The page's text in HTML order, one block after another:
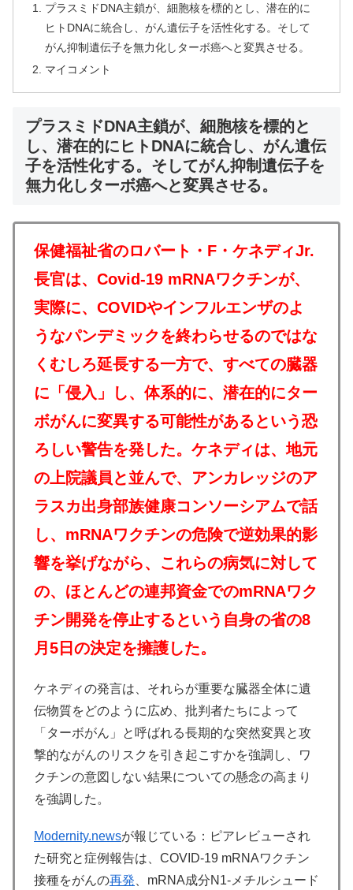
プラスミドDNA主鎖が、細胞核を標的とし、潜在的に
ヒトDNAに統合し、がん遺伝子を活性化する。そして
がん抑制遺伝子を無力化しターボ癌へと変異させる。
マイコメント
プラスミドDNA主鎖が、細胞核を標的と
し、潜在的にヒトDNAに統合し、がん遺伝
子を活性化する。そしてがん抑制遺伝子を
無力化しターボ癌へと変異させる。
保健福祉省のロバート・F・ケネディJr.
長官は、Covid-19 mRNAワクチンが、
実際に、COVIDやインフルエンザのよ
うなパンデミックを終わらせるのではな
くむしろ延長する一方で、すべての臓器
に「侵入」し、体系的に、潜在的にター
ボがんに変異する可能性があるという恐
ろしい警告を発した。 ケネディは、地元
の上院議員と並んで、アンカレッジのア
ラスカ出身部族健康コンソーシアムで話
し、mRNAワクチンの危険で逆効果的影
響を挙げながら、これらの病気に対して
の、ほとんどの連邦資金でのmRNAワク
チン開発を停止するという自身の省の8
月5日の決定を擁護した。
ケネディの発言は、それらが重要な臓器全体に遺
伝物質をどのように広め、批判者たちによって
「ターボがん」と呼ばれる長期的な突然変異と攻
撃的ながんのリスクを引き起こすかを強調し、ワ
クチンの意図しない結果についての懸念の高まり
を強調した。
Modernity.newsが報じている：ピアレビューされ
た研究と症例報告は、COVID-19 mRNAワクチン
接種をがんの再発 、mRNA成分N1-メチルシュード